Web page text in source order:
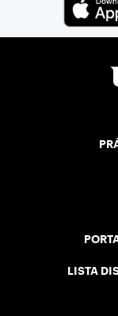
LISTA